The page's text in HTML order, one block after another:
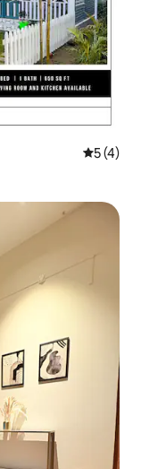
5 (4)